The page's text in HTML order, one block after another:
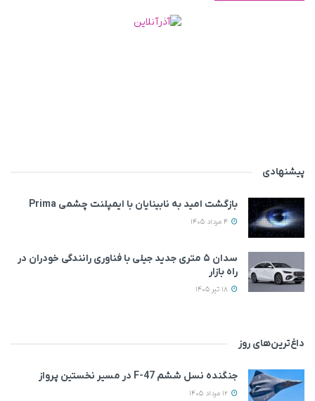
پیشنهادی
بازگشت امید به نابینایان با ایمپلنت چشمی Prima
سدان ۵ متری جدید جیلی با فناوری رانندگی خودران در
راه بازار
داغ‌ترین‌های روز
جنگنده نسل ششم F-47 در مسیر نخستین پرواز